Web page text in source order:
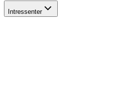
Intressenter